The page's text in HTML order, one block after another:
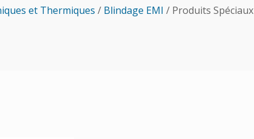
et Thermiques / Blindage EMI / Produits Spéciaux